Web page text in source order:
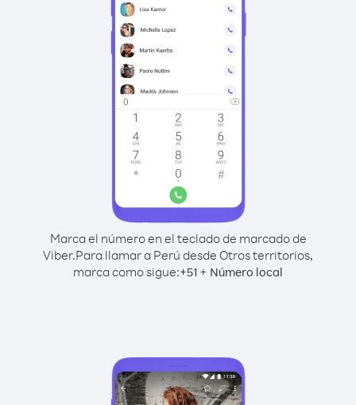
Marca el número en el teclado de marcado de
Viber.Para llamar a Perú desde Otros territorios,
marca como sigue:+51 + Número local